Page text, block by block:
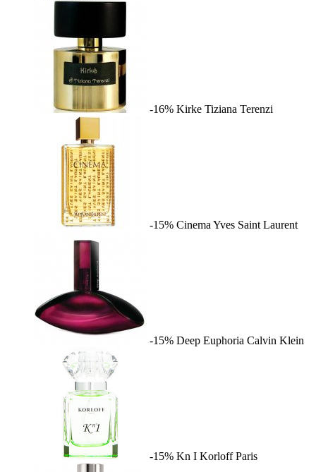
-16% Kirke Tiziana Terenzi
-15% Cinema Yves Saint Laurent
-15% Deep Euphoria Calvin Klein
-15% Kn I Korloff Paris